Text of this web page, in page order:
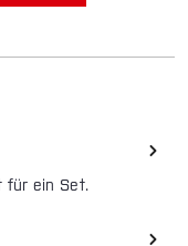
für ein Set.